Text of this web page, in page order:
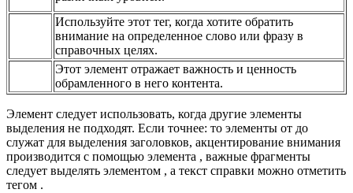
Используйте этот тег, когда хотите обратить
внимание на определенное слово или фразу в
справочных целях.
Этот элемент отражает важность и ценность
обрамленного в него контента.
Элемент следует использовать, когда другие элементы
выделения не подходят. Если точнее: то элементы от до
служат для выделения заголовков, акцентирование внимания
производится с помощью элемента , важные фрагменты
следует выделять элементом , а текст справки можно отметить
тегом .